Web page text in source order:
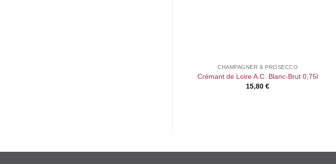
CHAMPAGNER & PROSECCO
Crémant de Loire A.C. Blanc-Brut 0,75l
15,80€